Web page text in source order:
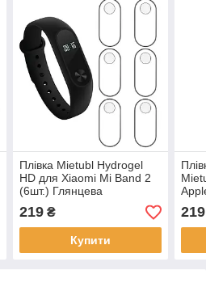
Плівка Mietubl Hydrogel
HD для Xiaomi Mi Band 2
(6шт.) Глянцева
219₴
Купити
219